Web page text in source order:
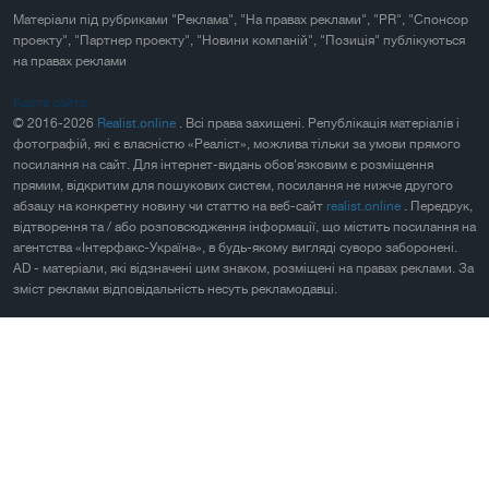
Матеріали під рубриками "Реклама", "На правах реклами", "PR", "Спонсор
проекту", "Партнер проекту", "Новини компаній", "Позиція" публікуються
на правах реклами
Карта сайта
© 2016-2026 Realist.online . Всі права захищені. Републікація матеріалів і
фотографій, які є власністю «Реаліст», можлива тільки за умови прямого
посилання на сайт. Для інтернет-видань обов'язковим є розміщення
прямим, відкритим для пошукових систем, посилання не нижче другого
абзацу на конкретну новину чи статтю на веб-сайт realist.online . Передрук,
відтворення та / або розповсюдження інформації, що містить посилання на
агентства «Інтерфакс-Україна», в будь-якому вигляді суворо заборонені.
AD - матеріали, які відзначені цим знаком, розміщені на правах реклами. За
зміст реклами відповідальність несуть рекламодавці.